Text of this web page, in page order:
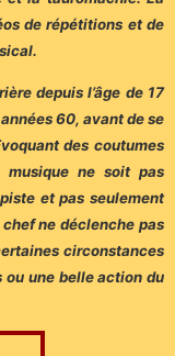
de répétitions et de
depuis l’âge de 17
60, avant de se
des coutumes
ne soit pas
et pas seulement
ne déclenche pas
circonstances
ou une belle action du